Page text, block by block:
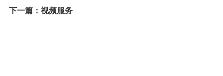
下一篇：视频服务